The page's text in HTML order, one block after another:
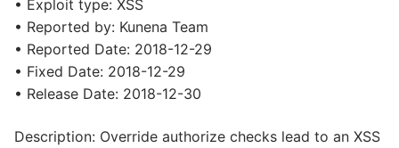
• Exploit type: XSS
• Reported by: Kunena Team
• Reported Date: 2018-12-29
• Fixed Date: 2018-12-29
• Release Date: 2018-12-30
Description: Override authorize checks lead to an XSS